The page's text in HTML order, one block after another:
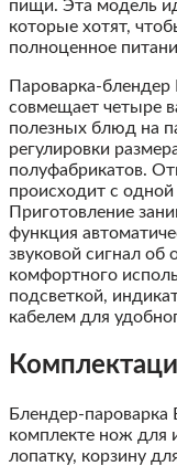
пищи. Эта модель
которые хотят,
полноценное
Пароварка-
совмещает четыре
полезных блюд на
регулировки
полуфабрикатов.
происходит с
Приготовление
функция
звуковой сигнал
комфортного
подсветкой,
кабелем для
Блендер-пароварка
комплекте нож для
лопатку, корзину